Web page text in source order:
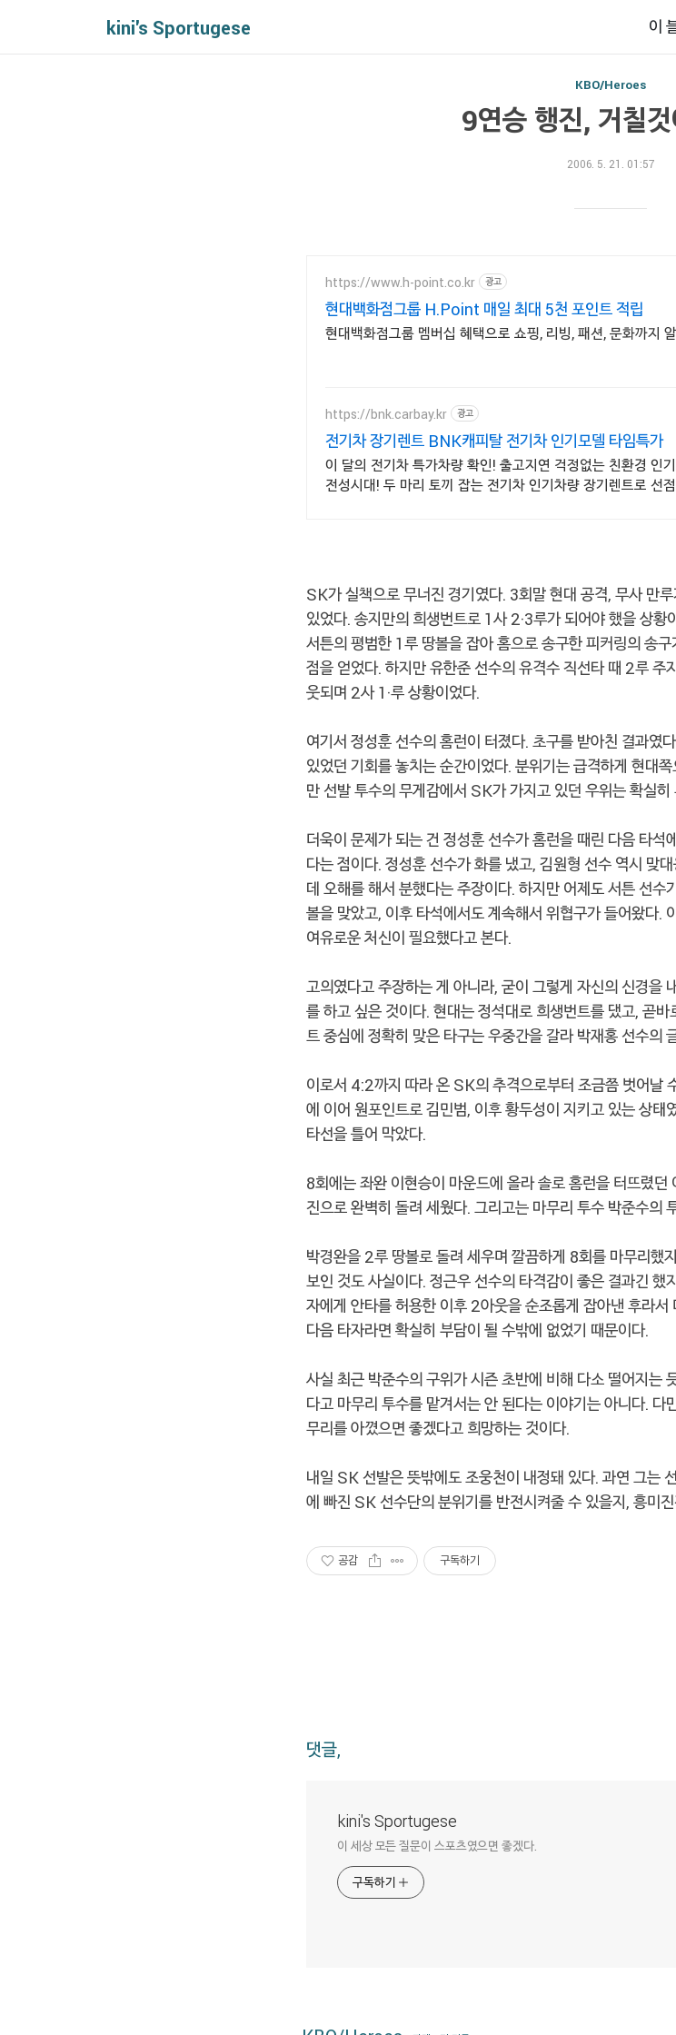
kini's Sportugese 이
KBO/Heroes
9연승 행진, 거칠
2006. 5. 21. 01:57
https://www.h-point.co.kr 광고
현대백화점그룹 H.Point 매일 최대 5천 포인트 적립
현대백화점그룹 멤버십 혜택으로 쇼핑, 리빙, 패션, 문화까지
https://bnk.carbay.kr 광고
전기차 장기렌트 BNK캐피탈 전기차 인기모델 타임특가
이 달의 전기차 특가차량 확인! 출고지연 걱정없는 친환경 인
전성시대! 두 마리 토끼 잡는 전기차 인기차량 장기렌트로 선
SK가 실책으로 무너진 경기였다. 3회말 현대 공격, 무사 만
있었다. 송지만의 희생번트로 1사 2·3루가 되어야 했을 상
서튼의 평범한 1루 땅볼을 잡아 홈으로 송구한 피커링의 송
점을 얻었다. 하지만 유한준 선수의 유격수 직선타 때 2루 주
웃되며 2사 1·루 상황이었다.
여기서 정성훈 선수의 홈런이 터졌다. 초구를 받아친 결과였
있었던 기회를 놓치는 순간이었다. 분위기는 급격하게 현대
만 선발 투수의 무게감에서 SK가 가지고 있던 우위는 확실히
더욱이 문제가 되는 건 정성훈 선수가 홈런을 때린 다음 타석
다는 점이다. 정성훈 선수가 화를 냈고, 김원형 선수 역시 맞
데 오해를 해서 분했다는 주장이다. 하지만 어제도 서튼 선수
볼을 맞았고, 이후 타석에서도 계속해서 위협구가 들어왔다.
여유로운 처신이 필요했다고 본다.
고의였다고 주장하는 게 아니라, 굳이 그렇게 자신의 신경을
를 하고 싶은 것이다. 현대는 정석대로 희생번트를 댔고, 곧
트 중심에 정확히 맞은 타구는 우중간을 갈라 박재홍 선수의
이로서 4:2까지 따라 온 SK의 추격으로부터 조금쯤 벗어날
에 이어 원포인트로 김민범, 이후 황두성이 지키고 있는 상
타선을 틀어 막았다.
8회에는 좌완 이현승이 마운드에 올라 솔로 홈런을 터뜨렸
진으로 완벽히 돌려 세웠다. 그리고는 마무리 투수 박준수의
박경완을 2루 땅볼로 돌려 세우며 깔끔하게 8회를 마무리했
보인 것도 사실이다. 정근우 선수의 타격감이 좋은 결과긴 했
자에게 안타를 허용한 이후 2아웃을 순조롭게 잡아낸 후라
다음 타자라면 확실히 부담이 될 수밖에 없었기 때문이다.
사실 최근 박준수의 구위가 시즌 초반에 비해 다소 떨어지는
다고 마무리 투수를 맡겨서는 안 된다는 이야기는 아니다. 다
무리를 아꼈으면 좋겠다고 희망하는 것이다.
내일 SK 선발은 뜻밖에도 조웅천이 내정돼 있다. 과연 그는
에 빠진 SK 선수단의 분위기를 반전시켜줄 수 있을지, 흥미
공감 구독하기
댓글,
kini's Sportugese
이 세상 모든 질문이 스포츠였으면 좋겠다.
구독하기